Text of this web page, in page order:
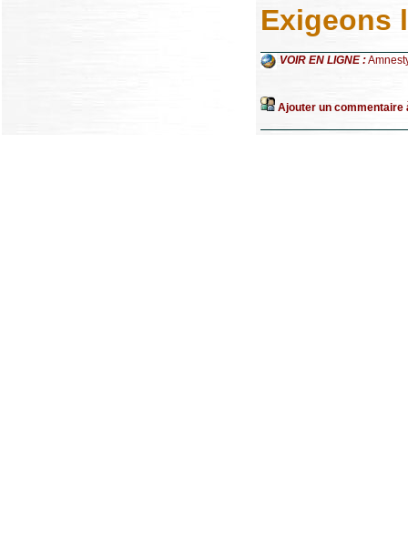
Exigeons
VOIR EN LIGNE :
Ajouter un commentaire